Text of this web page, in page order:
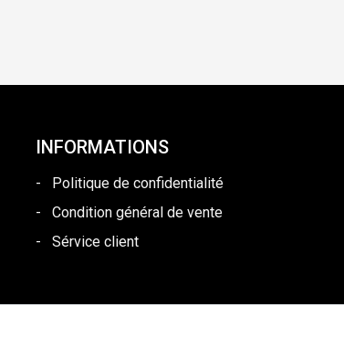
INFORMATIONS
-
Politique de confidentialité
-
Condition général de vente
-
Sérvice client